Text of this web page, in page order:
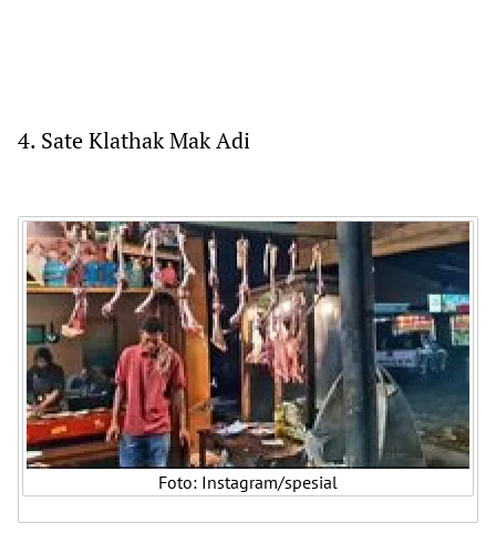
4. Sate Klathak Mak Adi
Foto: Instagram/spesial